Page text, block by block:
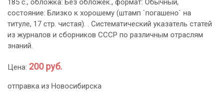
185 с., обложка: Без обложек., формат: Обычный,
состояние: Близко к хорошему (штамп `погашено` на
титуле, 17 стр. чистая). . Систематический указатель статей
из журналов и сборников СССР по различным отраслям
знаний.
Цена: 200 руб.
отправка из Новосибирска